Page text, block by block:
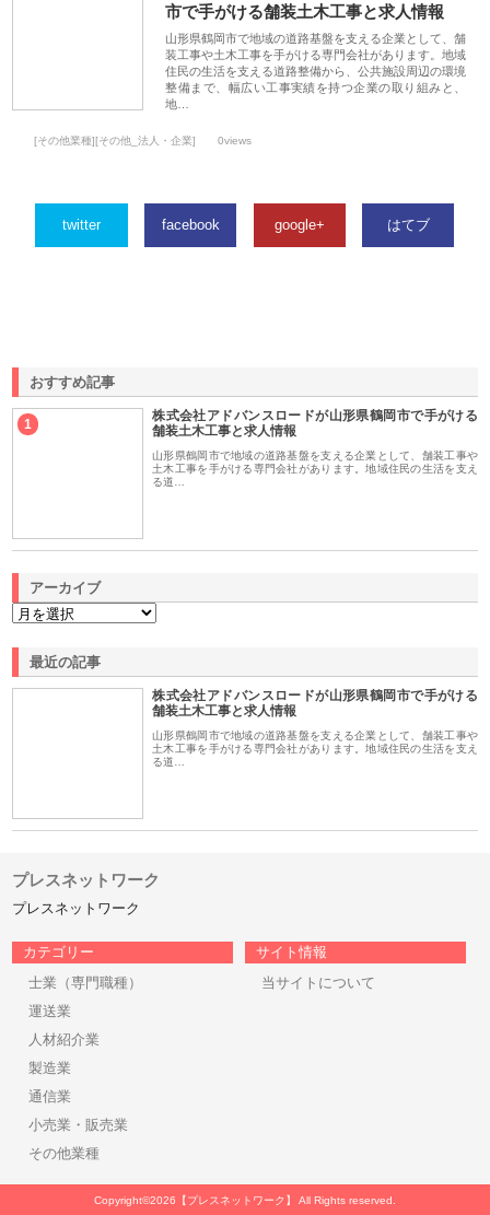
市で手がける舗装土木工事と求人情報
山形県鶴岡市で地域の道路基盤を支える企業として、舗
装工事や土木工事を手がける専門会社があります。地域
住民の生活を支える道路整備から、公共施設周辺の環境
整備まで、幅広い工事実績を持つ企業の取り組みと、
地…
[その他業種][その他_法人・企業] 0views
twitter facebook google+ はてブ
おすすめ記事
1
株式会社アドバンスロードが山形県鶴岡市で手がける
舗装土木工事と求人情報
山形県鶴岡市で地域の道路基盤を支える企業として、舗装工事や
土木工事を手がける専門会社があります。地域住民の生活を支え
る道…
アーカイブ
最近の記事
株式会社アドバンスロードが山形県鶴岡市で手がける
舗装土木工事と求人情報
山形県鶴岡市で地域の道路基盤を支える企業として、舗装工事や
土木工事を手がける専門会社があります。地域住民の生活を支え
る道…
プレスネットワーク
プレスネットワーク
カテゴリー
士業（専門職種）
運送業
人材紹介業
製造業
通信業
小売業・販売業
その他業種
サイト情報
当サイトについて
Copyright©2026【プレスネットワーク】 All Rights reserved.